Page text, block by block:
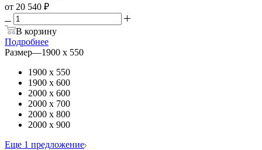
от 20 540 ₽
В корзину
Подробнее
Размер—1900 х 550
1900 х 550
1900 х 600
2000 х 600
2000 х 700
2000 х 800
2000 х 900
Еще 1 предложение